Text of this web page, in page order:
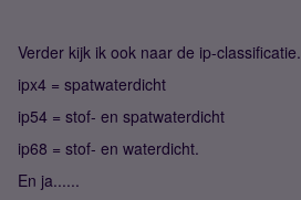
Verder kijk ik ook naar de ip-classificatie.
ipx4 = spatwaterdicht
ip54 = stof- en spatwaterdicht
ip68 = stof- en waterdicht.
En ja......